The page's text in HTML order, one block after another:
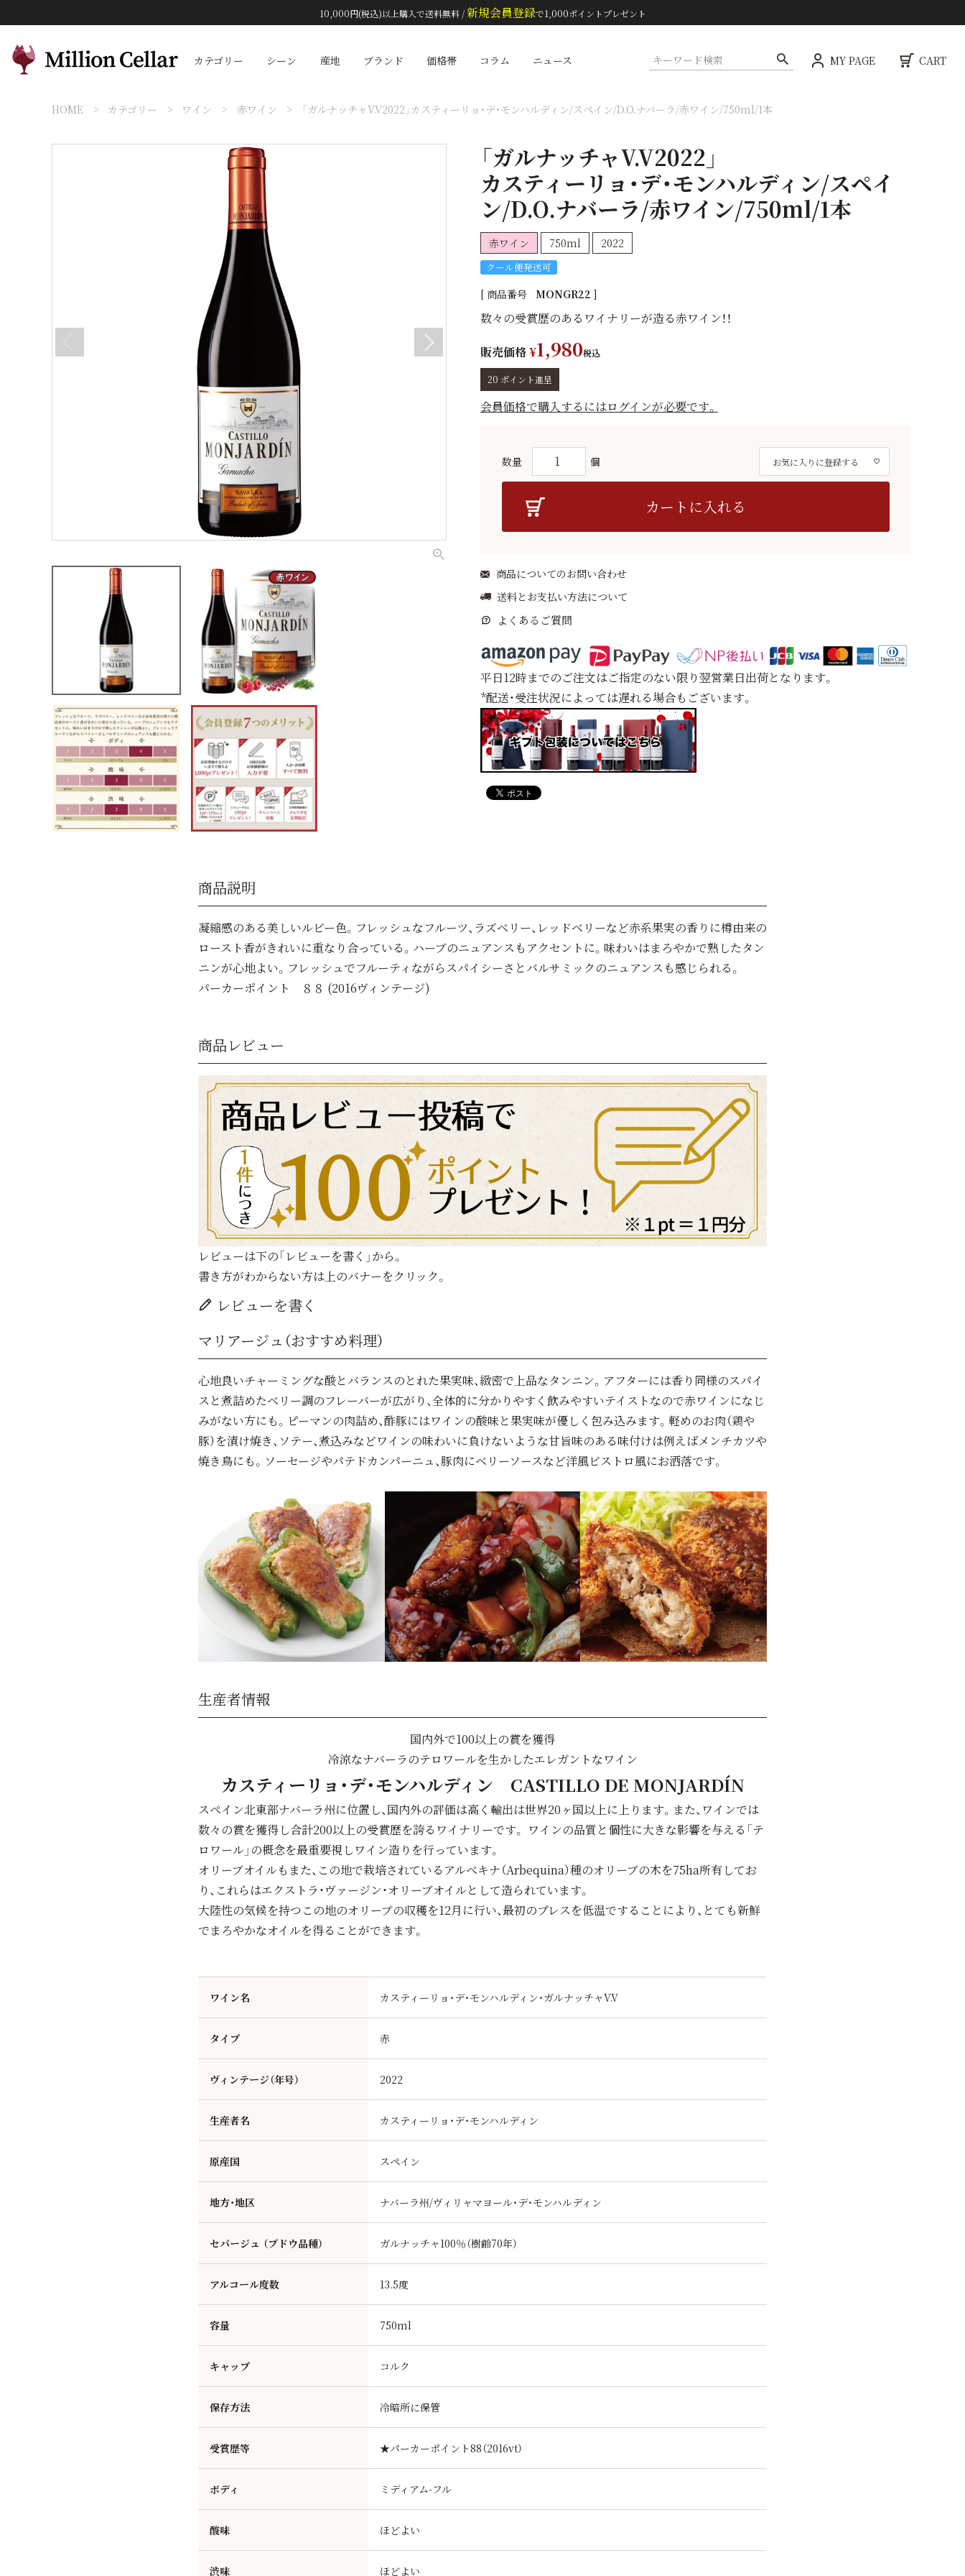
10,000円(税込)以上購入で送料無料 /新規会員登録で1,000ポイントプレゼント
カテゴリー シーン 産地 ブランド 価格帯 コラム ニュース
検索 MY PAGE CART
HOME カテゴリー ワイン 赤ワイン 「ガルナッチャV.V2022」カスティーリョ・デ・モンハルディン/スペイン/D.O.ナバーラ/赤ワイン/750ml/1本
「ガルナッチャV.V2022」
カスティーリョ・デ・モンハルディン/スペイ
ン/D.O.ナバーラ/赤ワイン/750ml/1本
赤ワイン 750ml 2022
クール便発送可
商品番号 MONGR22
数々の受賞歴のあるワイナリーが造る赤ワイン！！
販売価格¥1,980税込
20 ポイント進呈
会員価格で購入するにはログインが必要です。
お気に入りに登録する
カートに入れる
商品についてのお問い合わせ
送料とお支払い方法について
よくあるご質問
平日12時までのご注文はご指定のない限り翌営業日出荷となります。
*配送・受注状況によっては遅れる場合もございます。
商品説明
凝縮感のある美しいルビー色。フレッシュなフルーツ、ラズベリー、レッドベリーなど赤系果実の香りに樽由来の
ロースト香がきれいに重なり合っている。ハーブのニュアンスもアクセントに。味わいはまろやかで熟したタン
ニンが心地よい。フレッシュでフルーティながらスパイシーさとバルサミックのニュアンスも感じられる。
パーカーポイント ８８ (2016ヴィンテージ)
商品レビュー
レビューは下の「レビューを書く」から。
書き方がわからない方は上のバナーをクリック。
レビューを書く
マリアージュ（おすすめ料理）
心地良いチャーミングな酸とバランスのとれた果実味、緻密で上品なタンニン。アフターには香り同様のスパイ
スと煮詰めたベリー調のフレーバーが広がり、全体的に分かりやすく飲みやすいテイストなので赤ワインになじ
みがない方にも。ピーマンの肉詰め、酢豚にはワインの酸味と果実味が優しく包み込みます。軽めのお肉（鶏や
豚）を漬け焼き、ソテー、煮込みなどワインの味わいに負けないような甘旨味のある味付けは例えばメンチカツや
焼き鳥にも。ソーセージやパテドカンパーニュ、豚肉にベリーソースなど洋風ビストロ風にお洒落です。
生産者情報
国内外で100以上の賞を獲得
冷涼なナバーラのテロワールを生かしたエレガントなワイン
カスティーリョ・デ・モンハルディン CASTILLO DE MONJARDÍN
スペイン北東部ナバーラ州に位置し、国内外の評価は高く輸出は世界20ヶ国以上に上ります。また、ワインでは
数々の賞を獲得し合計200以上の受賞歴を誇るワイナリーです。 ワインの品質と個性に大きな影響を与える「テ
ロワール」の概念を最重要視しワイン造りを行っています。
オリーブオイルもまた、この地で栽培されているアルベキナ（Arbequina）種のオリーブの木を75ha所有してお
り、これらはエクストラ・ヴァージン・オリーブオイルとして造られています。
大陸性の気候を持つこの地のオリーブの収穫を12月に行い、最初のプレスを低温ですることにより、とても新鮮
でまろやかなオイルを得ることができます。
ワイン名 カスティーリョ・デ・モンハルディン・ガルナッチャV.V
タイプ 赤
ヴィンテージ（年号） 2022
生産者名 カスティーリョ・デ・モンハルディン
原産国 スペイン
地方・地区 ナバーラ州/ヴィリャマヨール・デ・モンハルディン
セパージュ （ブドウ品種） ガルナッチャ100％（樹齢70年）
アルコール度数 13.5度
容量 750ml
キャップ コルク
保存方法 冷暗所に保管
受賞歴等 ★パーカーポイント88（2016vt）
ボディ ミディアム-フル
酸味 ほどよい
渋味 ほどよい